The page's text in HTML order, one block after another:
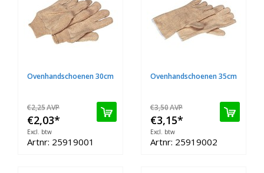
Ovenhandschoenen 30cm
€2,25AVP
€2,03*
Excl. btw
Artnr: 25919001
Ovenhandschoenen 35cm
€3,50AVP
€3,15*
Excl. btw
Artnr: 25919002